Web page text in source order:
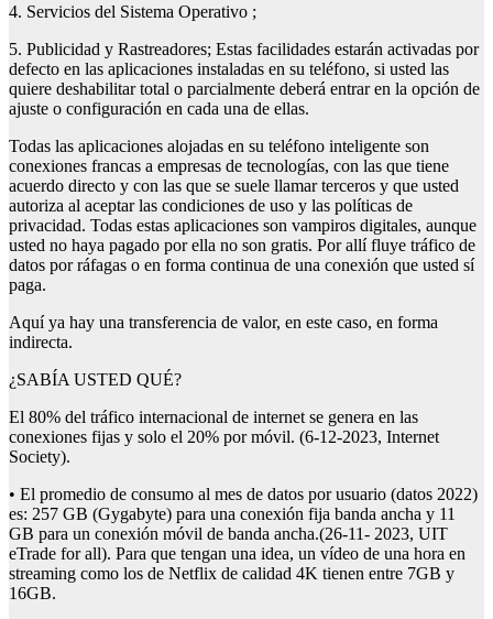
4. Servicios del Sistema Operativo ;
5. Publicidad y Rastreadores; Estas facilidades estarán activadas por
defecto en las aplicaciones instaladas en su teléfono, si usted las
quiere deshabilitar total o parcialmente deberá entrar en la opción de
ajuste o configuración en cada una de ellas.
Todas las aplicaciones alojadas en su teléfono inteligente son
conexiones francas a empresas de tecnologías, con las que tiene
acuerdo directo y con las que se suele llamar terceros y que usted
autoriza al aceptar las condiciones de uso y las políticas de
privacidad. Todas estas aplicaciones son vampiros digitales, aunque
usted no haya pagado por ella no son gratis. Por allí fluye tráfico de
datos por ráfagas o en forma continua de una conexión que usted sí
paga.
Aquí ya hay una transferencia de valor, en este caso, en forma
indirecta.
¿SABÍA USTED QUÉ?
El 80% del tráfico internacional de internet se genera en las
conexiones fijas y solo el 20% por móvil. (6-12-2023, Internet
Society).
• El promedio de consumo al mes de datos por usuario (datos 2022)
es: 257 GB (Gygabyte) para una conexión fija banda ancha y 11
GB para un conexión móvil de banda ancha.(26-11- 2023, UIT
eTrade for all). Para que tengan una idea, un vídeo de una hora en
streaming como los de Netflix de calidad 4K tienen entre 7GB y
16GB.